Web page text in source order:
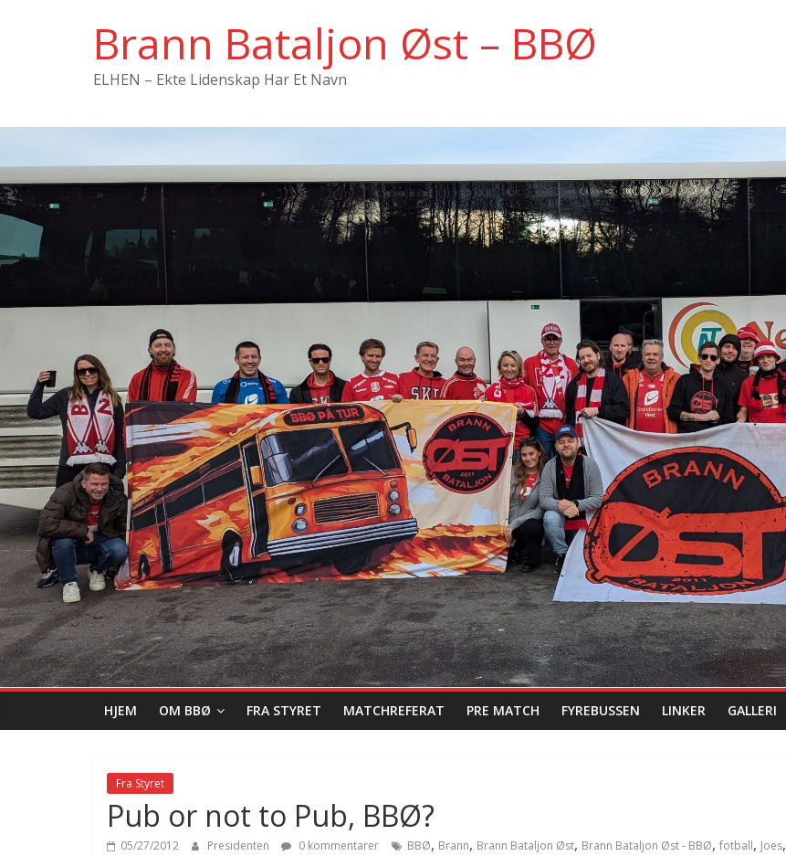
Brann Bataljon Øst – BBØ
ELHEN – Ekte Lidenskap Har Et Navn
HJEM OM BBØ FRA STYRET MATCHREFERAT PRE MATCH FYREBUSSEN LINKER GALLERI
Fra Styret
Pub or not to Pub, BBØ?
05/27/2012 Presidenten 0 kommentarer BBØ, Brann, Brann Bataljon Øst, Brann Bataljon Øst - BBØ, fotball, Joes,